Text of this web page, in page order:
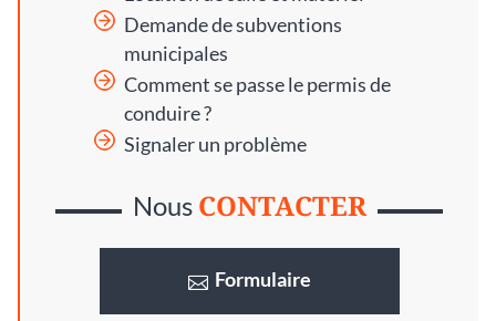
Demande de subventions
municipales
Comment se passe le permis de
conduire ?
Signaler un problème
Nous CONTACTER
Formulaire